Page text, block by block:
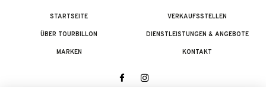
STARTSEITE
ÜBER TOURBILLON
MARKEN
VERKAUFSSTELLEN
DIENSTLEISTUNGEN & ANGEBOTE
KONTAKT